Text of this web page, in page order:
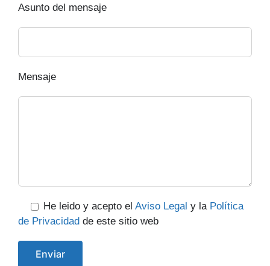
Asunto del mensaje
Mensaje
He leido y acepto el Aviso Legal y la Política
de Privacidad de este sitio web